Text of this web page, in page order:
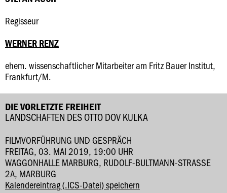
Regisseur
WERNER RENZ
ehem. wissenschaftlicher Mitarbeiter am Fritz Bauer Institut,
Frankfurt/M.
DIE VORLETZTE FREIHEIT
LANDSCHAFTEN DES OTTO DOV KULKA
FILMVORFÜHRUNG UND GESPRÄCH
FREITAG, 03. MAI 2019, 19:00 UHR
WAGGONHALLE MARBURG, RUDOLF-BULTMANN-STRASSE 2
A, MARBURG
Kalendereintrag (.ICS-Datei) speichern